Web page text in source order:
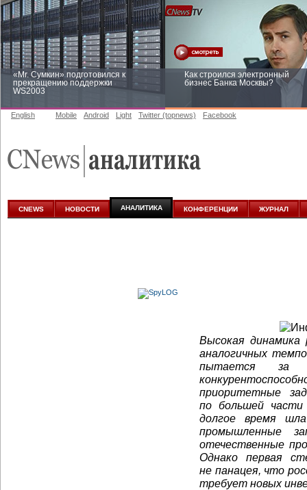
«Mr. Сумкин» подготовился к
прекращению поддержки
WS2003
Как строился электронный
бизнес Банка Москвы?
аналитике
English Mobile Android Light Twitter (topnews) Facebook
CNEWS НОВОСТИ АНАЛИТИКА КОНФЕРЕНЦИИ ЖУРНАЛ
Высокая динамика
аналогичных
пытается за
приоритетные
по большей части
долгое время
промышленные
отечественные
Однако первая
не панацея, что
требует новых